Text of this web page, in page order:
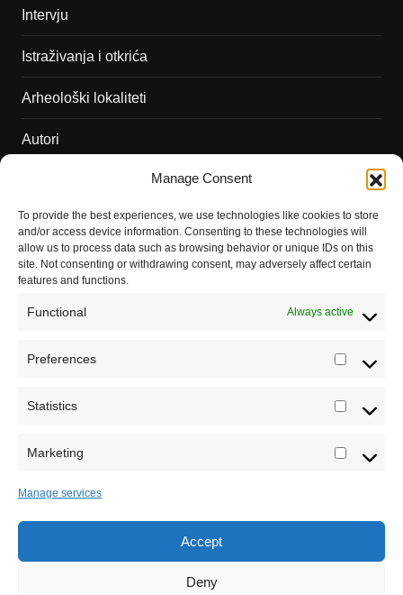
Manage Consent
To provide the best experiences, we use technologies like cookies to store
and/or access device information. Consenting to these technologies will
allow us to process data such as browsing behavior or unique IDs on this
site. Not consenting or withdrawing consent, may adversely affect certain
features and functions.
Functional Always active
Preferences
Statistics
Marketing
Manage services
Accept
Deny
Intervju
Istraživanja i otkrića
Arheološki lokaliteti
Autori
Dešavanja
Kontakt
Misija sajta Sve o arheologiji
Sva prava zadržava Sve o arheologiji 2019-2026